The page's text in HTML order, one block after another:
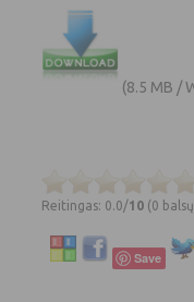
(8.5 MB /
Reitingas: 0.0/10 (0
Save